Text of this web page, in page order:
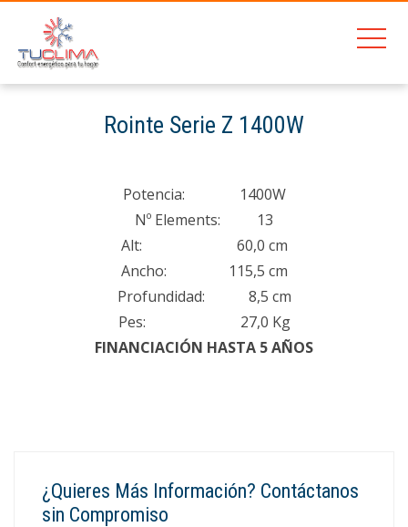
Rointe Serie Z 1400W
Potencia: 1400W
Nº Elements: 13
Alt: 60,0 cm
Ancho: 115,5 cm
Profundidad: 8,5 cm
Pes: 27,0 Kg
FINANCIACIÓN HASTA 5 AÑOS
¿Quieres Más Información? Contáctanos
sin Compromiso